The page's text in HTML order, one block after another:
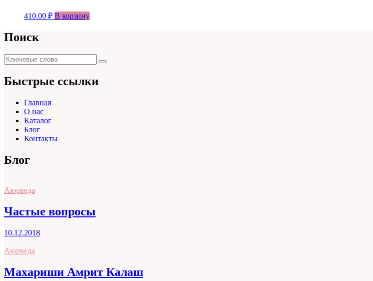
410.00 ₽ В корзину
Поиск
Поиск
для:
Поиск
Быстрые ссылки
Главная
О нас
Каталог
Блог
Контакты
Блог
Аюрведа
Частые вопросы
10.12.2018
Аюрведа
Махариши Амрит Калаш